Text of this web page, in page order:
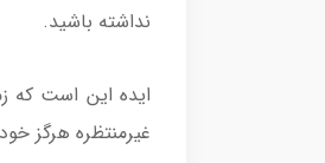
نداشته باشید.
ایده این است که
غیرمنتظره هرگز